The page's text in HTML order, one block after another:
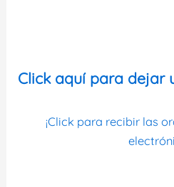
Click aquí para dejar
¡Click para recibir las